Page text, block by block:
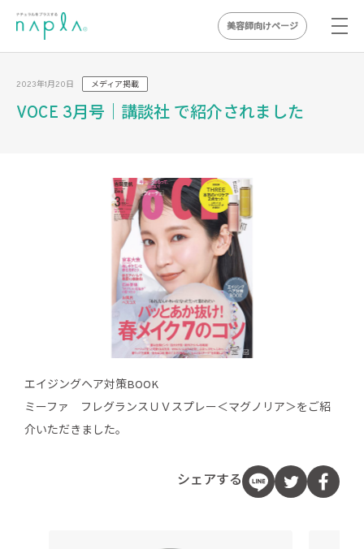
content
美容師向けページ
2023年1月20日 メディア掲載
VOCE 3月号｜講談社 で紹介されました
エイジングヘア対策BOOK
ミーファ フレグランスＵＶスプレー＜マグノリア＞をご紹
介いただきました。
シェアする